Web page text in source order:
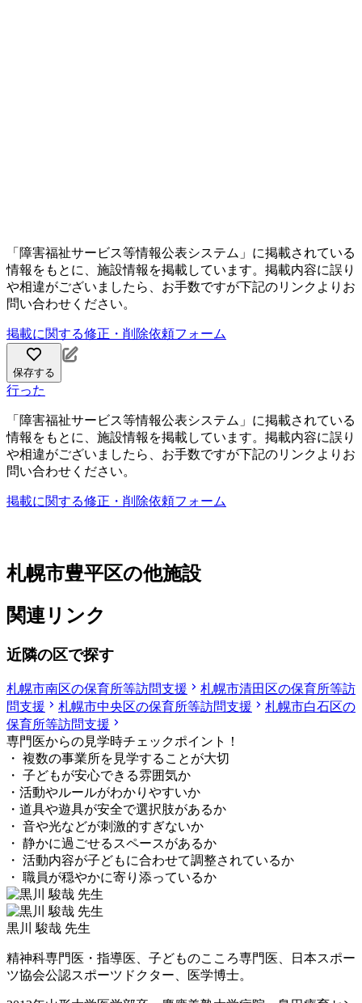
「障害福祉サービス等情報公表システム」に掲載されている
情報をもとに、施設情報を掲載しています。掲載内容に誤り
や相違がございましたら、お手数ですが下記のリンクよりお
問い合わせください。
掲載に関する修正・削除依頼フォーム
保存する
行った
「障害福祉サービス等情報公表システム」に掲載されている
情報をもとに、施設情報を掲載しています。掲載内容に誤り
や相違がございましたら、お手数ですが下記のリンクよりお
問い合わせください。
掲載に関する修正・削除依頼フォーム
札幌市豊平区の他施設
関連リンク
近隣の区で探す
札幌市南区の保育所等訪問支援
札幌市清田区の保育所等訪
問支援
札幌市中央区の保育所等訪問支援
札幌市白石区の
保育所等訪問支援
専門医からの見学時チェックポイント！
・ 複数の事業所を見学することが大切
・ 子どもが安心できる雰囲気か
・活動やルールがわかりやすいか
・道具や遊具が安全で選択肢があるか
・ 音や光などが刺激的すぎないか
・ 静かに過ごせるスペースがあるか
・ 活動内容が子どもに合わせて調整されているか
・ 職員が穏やかに寄り添っているか
黒川 駿哉 先生
精神科専門医・指導医、子どものこころ専門医、日本スポー
ツ協会公認スポーツドクター、医学博士。